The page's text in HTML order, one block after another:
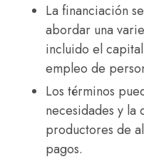
La financiación
abordar una
incluido el
empleo de
Los términos
necesidades y la
productores de
pagos.